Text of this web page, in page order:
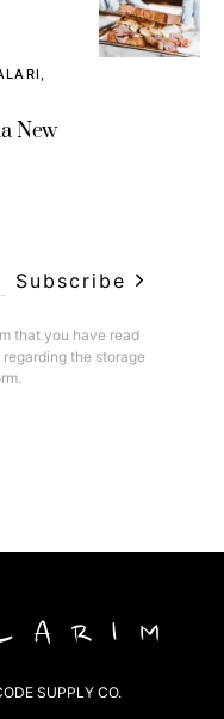
New
Subscribe
that you have read
the storage
SUPPLY CO.